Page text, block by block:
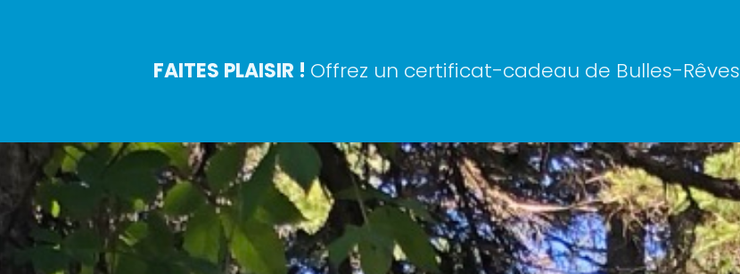
FAITES PLAISIR !​ Offrez un certificat-cadeau de Bulles-Rêves